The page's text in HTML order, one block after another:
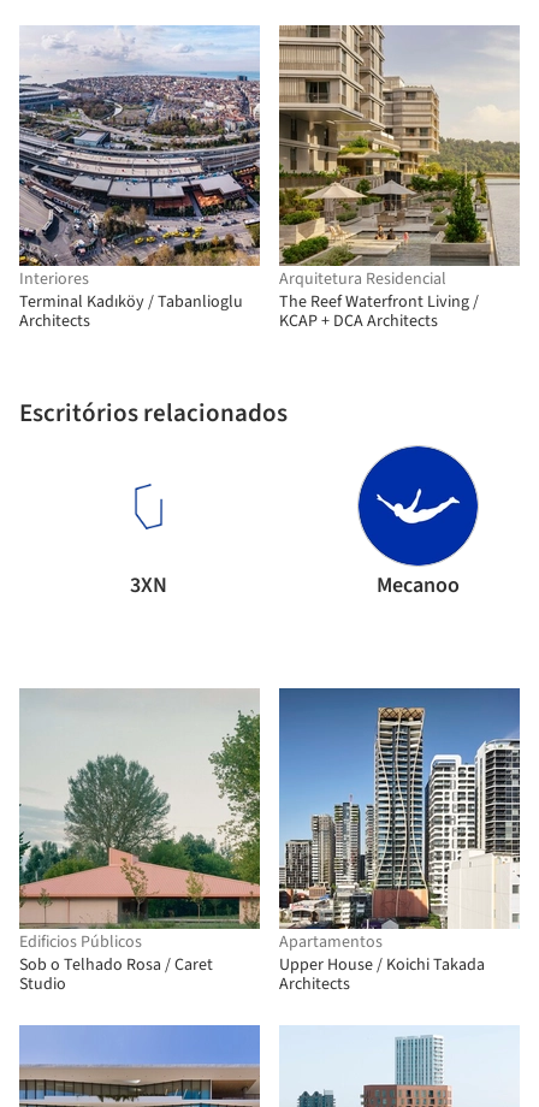
Interiores
Terminal Kadıköy / Tabanlioglu
Architects
Escritórios relacionados
3XN Mecanoo
Arquitetura Residencial
The Reef Waterfront Living /
KCAP + DCA Architects
Edificios Públicos
Sob o Telhado Rosa / Caret
Studio
Apartamentos
Upper House / Koichi Takada
Architects